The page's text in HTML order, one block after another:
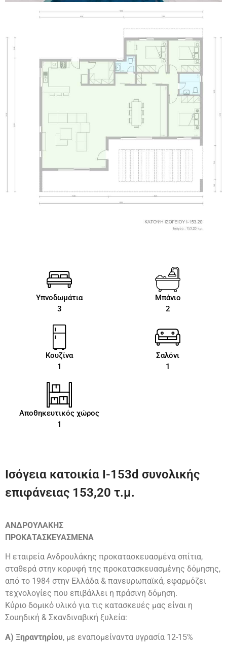
Υπνοδωμάτια
3
Μπάνιο
2
Κουζίνα
1
Σαλόνι
1
Αποθηκευτικός χώρος
1
Ισόγεια κατοικία Ι-153d συνολικής
επιφάνειας 153,20 τ.μ.
ΑΝΔΡΟΥΛΑΚΗΣ
ΠΡΟΚΑΤΑΣΚΕΥΑΣΜΕΝΑ
Η εταιρεία Ανδρουλάκης προκατασκευασμένα σπίτια,
σταθερά στην κορυφή της προκατασκευασμένης δόμησης,
από το 1984 στην Ελλάδα & πανευρωπαϊκά, εφαρμόζει
τεχνολογίες που επιβάλλει η πράσινη δόμηση.
Κύριο δομικό υλικό για τις κατασκευές μας είναι η
Σουηδική & Σκανδιναβική ξυλεία:
Α) Ξηραντηρίου, με εναπομείναντα υγρασία 12-15%